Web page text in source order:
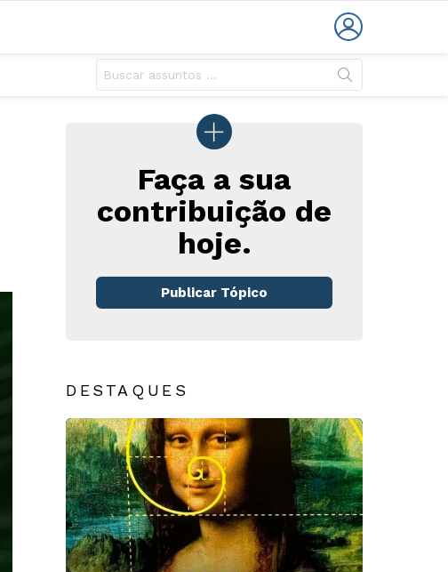
Faça a sua
contribuição de
hoje.
Publicar Tópico
DESTAQUES